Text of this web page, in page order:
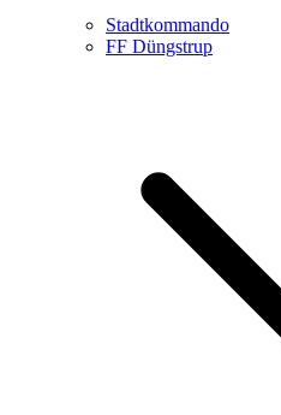
Stadtkommando
FF Düngstrup